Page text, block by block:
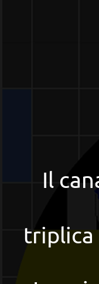
Il
triplica